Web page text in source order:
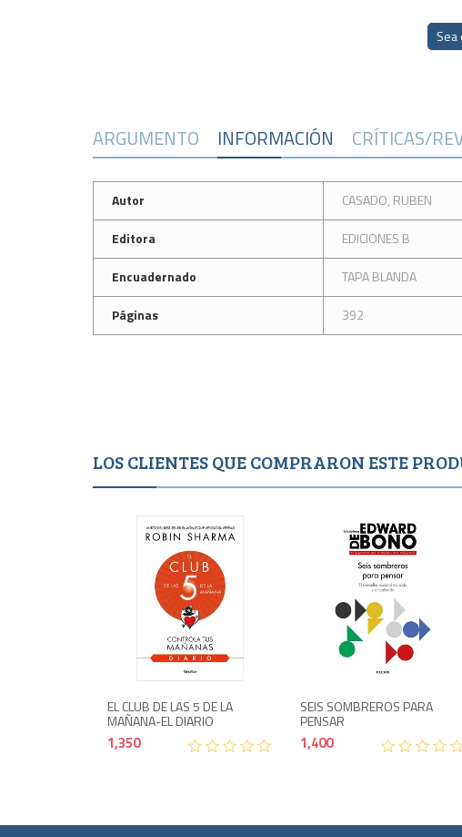
ARGUMENTO INFORMACIÓN CRÍTICAS/
Autor
CASADO, RUBEN
Editora
EDICIONES B
Encuadernado
TAPA BLANDA
Páginas
392
LOS CLIENTES QUE COMPRARON ESTE
EL CLUB DE LAS 5 DE LA
MAÑANA-EL DIARIO
1,350
SEIS SOMBREROS PARA
PENSAR
1,400
Agotado